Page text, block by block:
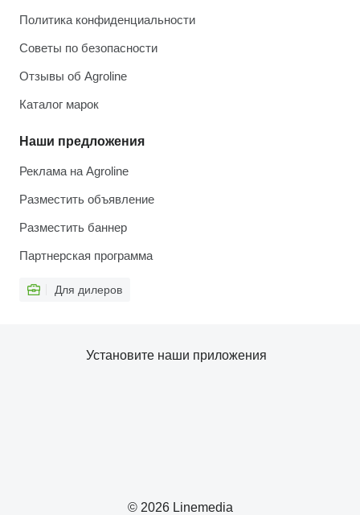
Политика конфиденциальности
Советы по безопасности
Отзывы об Agroline
Каталог марок
Наши предложения
Реклама на Agroline
Разместить объявление
Разместить баннер
Партнерская программа
Для дилеров
© 2026 Linemedia
Установите наши приложения